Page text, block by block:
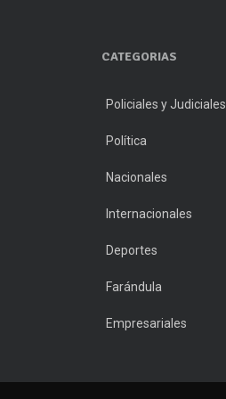
CATEGORIAS
Policiales y Judiciales
Política
Nacionales
Internacionales
Deportes
Farándula
Empresariales